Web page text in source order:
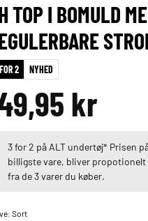
TOP I BOMULD
2 NYHED
kr
3 for 2 på ALT undertøj* Prisen
billigste vare, bliver
fra de 3 varer du køber.
Sort